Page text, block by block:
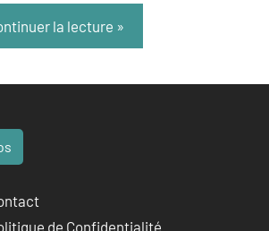
la lecture
de Confidentialité